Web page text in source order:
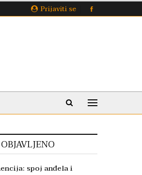
Prijaviti se
spoj anđela i